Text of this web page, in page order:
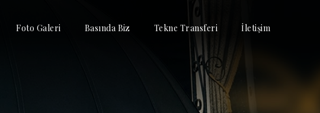
Foto Galeri Basında Biz Tekne Transferi İletişim